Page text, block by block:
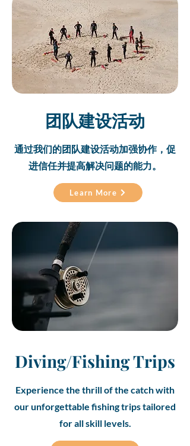
团队建设活动
通过我们的团队建设活动加强协作，促
进信任并提高解决问题的能力。
Learn More
Diving/Fishing Trips
Experience the thrill of the catch with
our unforgettable fishing trips tailored
for all skill levels.